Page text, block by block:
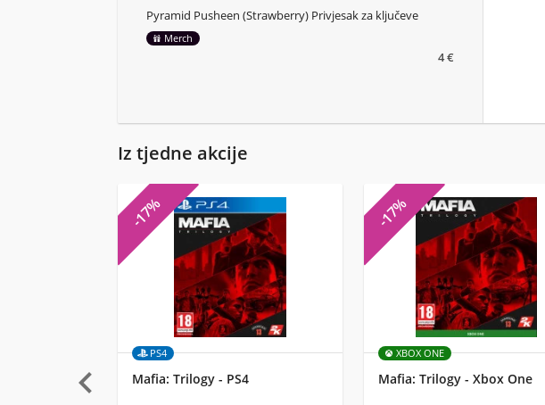
4 €
Pyramid Pusheen (Strawberry) Privjesak za ključeve
Merch
Iz tjedne akcije
-17%
PS4
Mafia: Trilogy - PS4
-17%
XBOX ONE
Mafia: Trilogy - Xbox One
